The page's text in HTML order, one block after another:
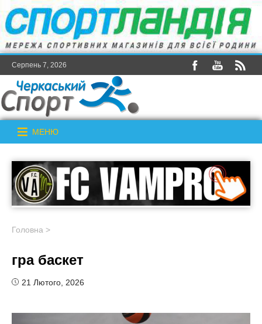
Серпень 7, 2026
МЕНЮ
Головна >
гра баскет
21 Лютого, 2026